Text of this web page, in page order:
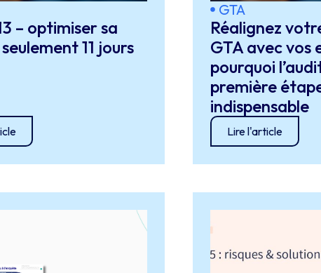
– optimiser sa
11 jours
GTA
Réalignez
GTA avec vos
pourquoi
première
indispensable
Lire l'article